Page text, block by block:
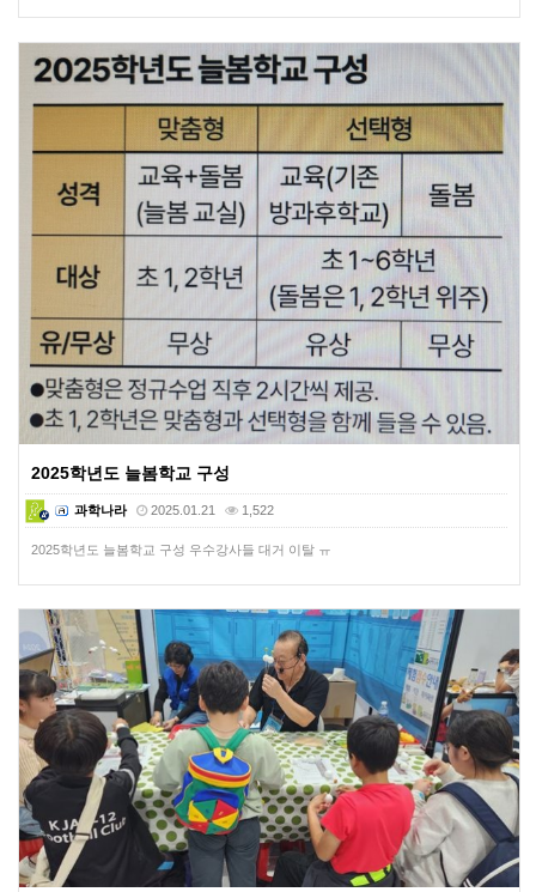
2025학년도 늘봄학교 구성
과학나라 2025.01.21 1,522
2025학년도 늘봄학교 구성 우수강사들 대거 이탈 ㅠ